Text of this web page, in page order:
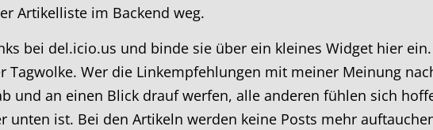
Artikelliste im Backend weg.
bei del.icio.us und binde sie über ein kleines Widget hier
Tagwolke. Wer die Linkempfehlungen mit meiner Meinung
und an einen Blick drauf werfen, alle anderen fühlen sich
unten ist. Bei den Artikeln werden keine Posts mehr